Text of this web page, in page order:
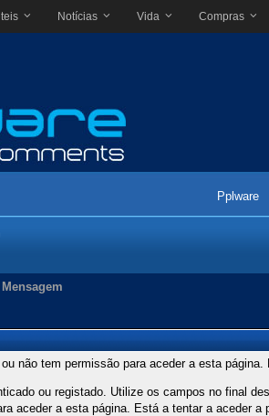
Notícias Vida Compras
Pplware
não tem permissão para aceder a esta
ou registado. Utilize os campos no final
aceder a esta página. Está a tentar a aceder